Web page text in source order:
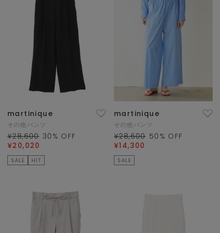
martinique
その他パンツ
¥28,600 30 % OFF
¥20,020
SALE HIT
martinique
その他パンツ
¥28,600 50 % OFF
¥14,300
SALE